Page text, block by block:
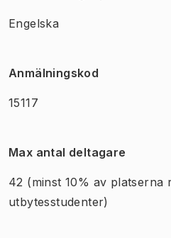
Engelska
Anmälningskod
15117
Max antal deltagare
42 (minst 10% av platserna
utbytesstudenter)